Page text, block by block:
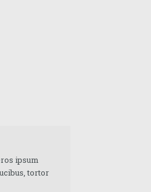
ipsum
tortor